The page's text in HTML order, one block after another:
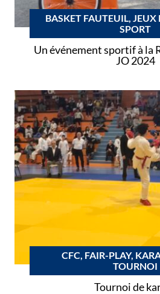
BASKET FAUTEUIL, JEUX
SPORT
Un événement sportif à la
JO 2024
CFC, FAIR-PLAY,
TOURNOI
Tournoi de